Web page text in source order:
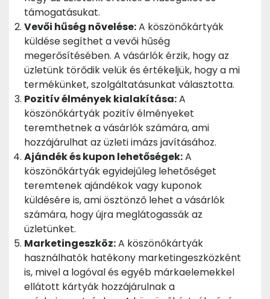
támogatásukat.
Vevői hűség növelése:A köszönőkártyák
küldése segíthet a vevői hűség
megerősítésében. A vásárlók érzik, hogy az
üzletünk törődik velük és értékeljük, hogy a mi
termékünket, szolgáltatásunkat választotta.
Pozitív élmények kialakítása:A
köszönőkártyák pozitív élményeket
teremthetnek a vásárlók számára, ami
hozzájárulhat az üzleti imázs javításához.
Ajándék és kupon lehetőségek:A
köszönőkártyák egyidejűleg lehetőséget
teremtenek ajándékok vagy kuponok
küldésére is, ami ösztönző lehet a vásárlók
számára, hogy újra meglátogassák az
üzletünket.
Marketingeszköz:A köszönőkártyák
használhatók hatékony marketingeszközként
is, mivel a logóval és egyéb márkaelemekkel
ellátott kártyák hozzájárulnak a